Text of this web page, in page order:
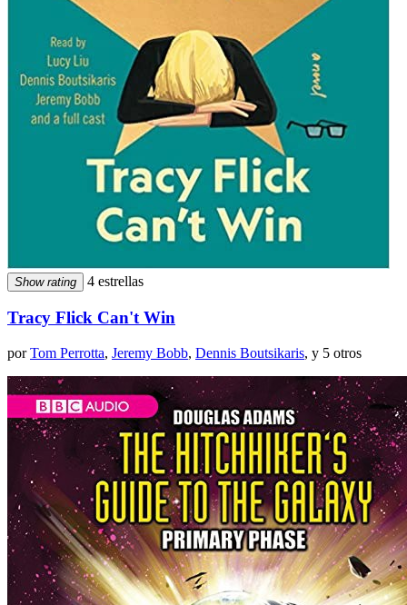
Show rating 4 estrellas
Tracy Flick Can't Win
porTom Perrotta, Jeremy Bobb, Dennis Boutsikaris, y 5 otros